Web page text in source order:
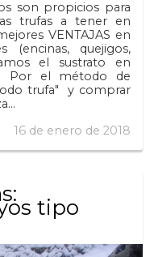
son propicios para
trufas a tener en
VENTAJAS en
(encinas, quejigos,
el sustrato en
Por el método de
trufa" y comprar
16 de enero de 2018
tipo